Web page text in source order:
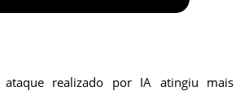
ataque realizado por IA atingiu mais